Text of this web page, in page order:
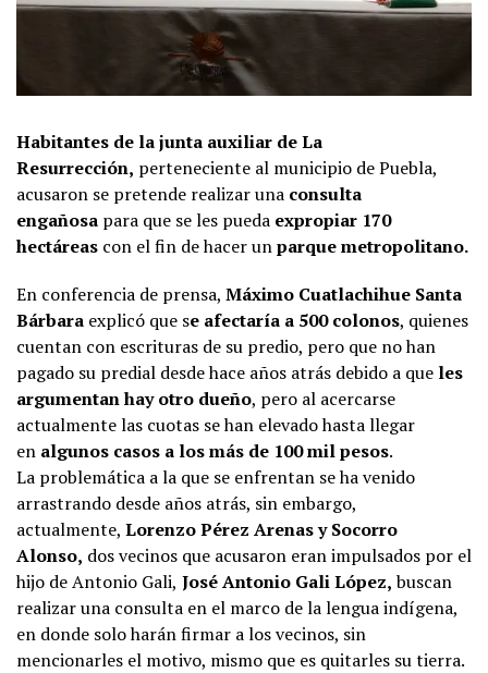
Habitantes de la junta auxiliar de La
Resurrección, perteneciente al municipio de Puebla,
acusaron se pretende realizar una consulta
engañosa para que se les pueda expropiar 170
hectáreas con el fin de hacer unparque metropolitano.
En conferencia de prensa, Máximo Cuatlachihue Santa
Bárbara explicó que se afectaría a 500 colonos, quienes
cuentan con escrituras de su predio, pero que no han
pagado su predial desde hace años atrás debido a que les
argumentan hay otro dueño, pero al acercarse
actualmente las cuotas se han elevado hasta llegar
en algunos casos a los más de 100 mil pesos.
La problemática a la que se enfrentan se ha venido
arrastrando desde años atrás, sin embargo,
actualmente, Lorenzo Pérez Arenas y Socorro
Alonso, dos vecinos que acusaron eran impulsados por el
hijo de Antonio Gali, José Antonio Gali López,buscan
realizar una consulta en el marco de la lengua indígena,
en donde solo harán firmar a los vecinos, sin
mencionarles el motivo, mismo que es quitarles su tierra.